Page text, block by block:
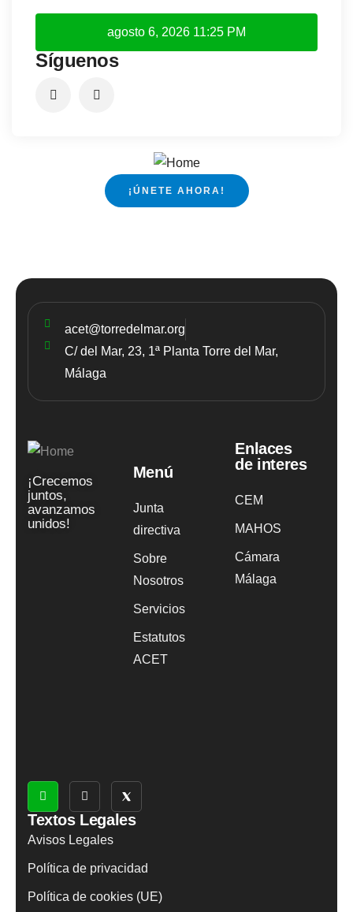
agosto 6, 2026 11:25 PM
Síguenos
¡ÚNETE AHORA!
acet@torredelmar.org
C/ del Mar, 23, 1ª Planta Torre del Mar,
Málaga
¡Crecemos
juntos,
avanzamos
unidos!
Menú
Junta
directiva
Sobre
Nosotros
Servicios
Estatutos
ACET
Enlaces
de interes
CEM
MAHOS
Cámara
Málaga
Textos Legales
Avisos Legales
Política de privacidad
Política de cookies (UE)